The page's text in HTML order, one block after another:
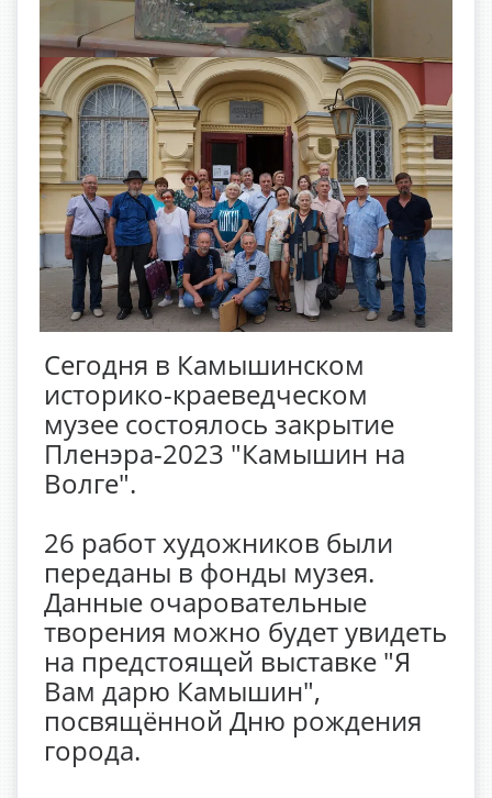
Сегодня в Камышинском
историко-краеведческом
музее состоялось закрытие
Пленэра-2023 "Камышин на
Волге".
26 работ художников были
переданы в фонды музея.
Данные очаровательные
творения можно будет увидеть
на предстоящей выставке "Я
Вам дарю Камышин",
посвящённой Дню рождения
города.